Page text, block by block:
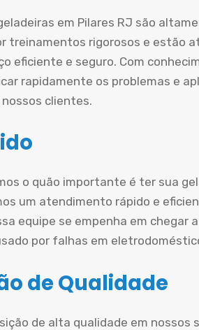
em Pilares RJ são
treinamentos rigorosos e estão
eficiente e seguro. Com
rapidamente os problemas e
clientes.
o quão importante é ter sua
um atendimento rápido e
equipe se empenha em chegar
por falhas em
de Qualidade
de alta qualidade em nossos